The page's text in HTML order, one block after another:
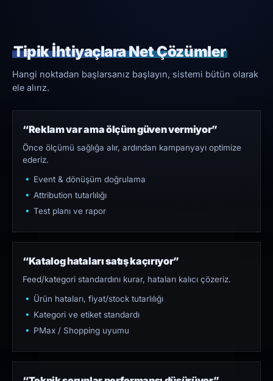
Tipik İhtiyaçlara Net Çözümler
Hangi noktadan başlarsanız başlayın, sistemi bütün olarak
ele alırız.
“Reklam var ama ölçüm güven vermiyor”
Önce ölçümü sağlığa alır, ardından kampanyayı optimize
ederiz.
Event & dönüşüm doğrulama
Attribution tutarlılığı
Test planı ve rapor
“Katalog hataları satış kaçırıyor”
Feed/kategori standardını kurar, hataları kalıcı çözeriz.
Ürün hataları, fiyat/stock tutarlılığı
Kategori ve etiket standardı
PMax / Shopping uyumu